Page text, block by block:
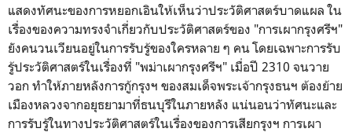
แสดงทัศนะของการหยอกเอินให้เห็นว่าประวัติศาสตร์บาดแผล ใน
เรื่องของความทรงจำเกี่ยวกับประวัติศาสตร์ของ "การเผากรุงศรีฯ"
ยังคนวนเวียนอยู่ในการรับรู้ของใครหลาย ๆ คน โดยเฉพาะการรับ
รู้ประวัติศาสตร์ในเรื่องที่ "พม่าเผากรุงศรีฯ" เมื่อปี 2310 จนวาย
วอก ทำให้ภายหลังการกู้กรุงฯ ของสมเด็จพระเจ้ากรุงธนฯ ต้องย้าย
เมืองหลวงจากอยุธยามาที่ธนบุรีในภายหลัง แน่นอนว่าทัศนะและ
การรับรู้ในทางประวัติศาสตร์ในเรื่องของการเสียกรุงฯ การเผา